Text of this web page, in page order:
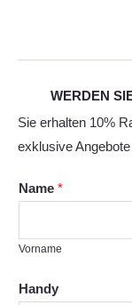
WERDEN
Sie erhalten 10%
exklusive
Name *
Vorname
Handy